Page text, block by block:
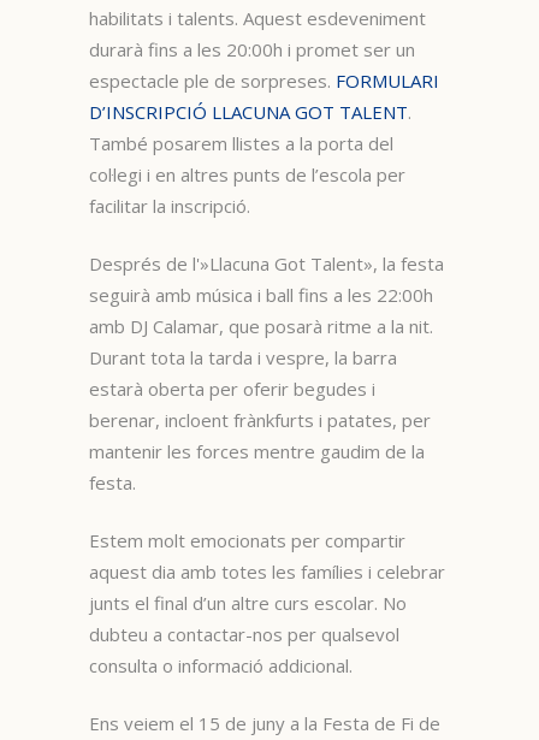
habilitats i talents. Aquest esdeveniment
durarà fins a les 20:00h i promet ser un
espectacle ple de sorpreses. FORMULARI
D’INSCRIPCIÓ LLACUNA GOT TALENT.
També posarem llistes a la porta del
col·legi i en altres punts de l’escola per
facilitar la inscripció.
Després de l'»Llacuna Got Talent», la festa
seguirà amb música i ball fins a les 22:00h
amb DJ Calamar, que posarà ritme a la nit.
Durant tota la tarda i vespre, la barra
estarà oberta per oferir begudes i
berenar, incloent frànkfurts i patates, per
mantenir les forces mentre gaudim de la
festa.
Estem molt emocionats per compartir
aquest dia amb totes les famílies i celebrar
junts el final d’un altre curs escolar. No
dubteu a contactar-nos per qualsevol
consulta o informació addicional.
Ens veiem el 15 de juny a la Festa de Fi de